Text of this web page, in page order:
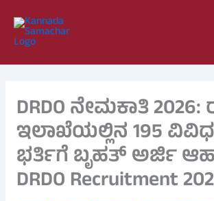
content
DRDO ನೇಮಕಾತಿ 2026:
ಇಲಾಖೆಯಲ್ಲಿನ 195 ವಿವಿಧ
ಭರ್ತಿಗೆ ಬೃಹತ್ ಅರ್ಜಿ
DRDO Recruitment